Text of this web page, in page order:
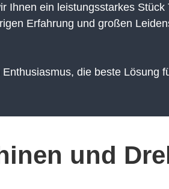
Ihnen ein leistungsstarkes
Erfahrung und großen
die beste Lösung
und